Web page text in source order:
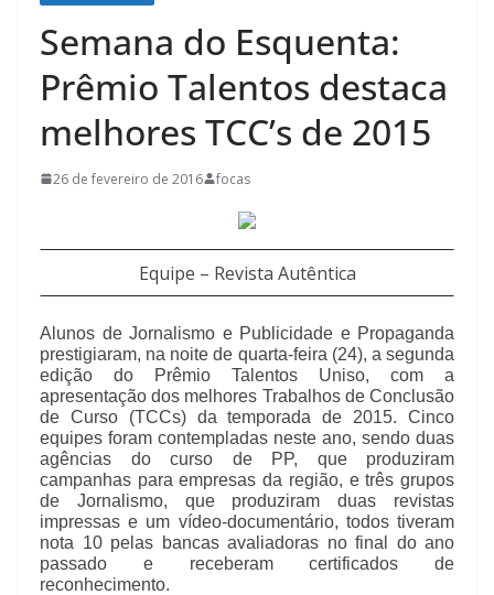
Semana do Esquenta:
Prêmio Talentos destaca
melhores TCC’s de 2015
26 de fevereiro de 2016 focas
Equipe – Revista Autêntica
Alunos de Jornalismo e Publicidade e Propaganda
prestigiaram, na noite de quarta-feira (24), a segunda
edição do Prêmio Talentos Uniso, com a
apresentação dos melhores Trabalhos de Conclusão
de Curso (TCCs) da temporada de 2015. Cinco
equipes foram contempladas neste ano, sendo duas
agências do curso de PP, que produziram
campanhas para empresas da região, e três grupos
de Jornalismo, que produziram duas revistas
impressas e um vídeo-documentário, todos tiveram
nota 10 pelas bancas avaliadoras no final do ano
passado e receberam certificados de
reconhecimento.